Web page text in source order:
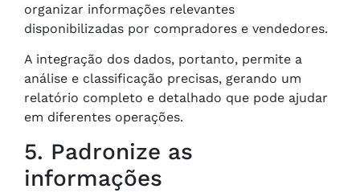
organizar informações relevantes
disponibilizadas por compradores e vendedores.
A integração dos dados, portanto, permite a
análise e classificação precisas, gerando um
relatório completo e detalhado que pode ajudar
em diferentes operações.
5. Padronize as
informações